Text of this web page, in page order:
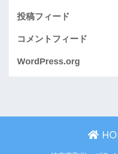
投稿フィード
コメントフィード
WordPress.org